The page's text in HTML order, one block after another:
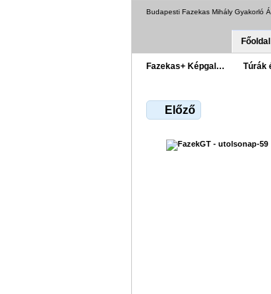
Budapesti Fazekas Mihály Gyakorló
Főoldal
Fazekas+ Képgal… Túrák
Előző